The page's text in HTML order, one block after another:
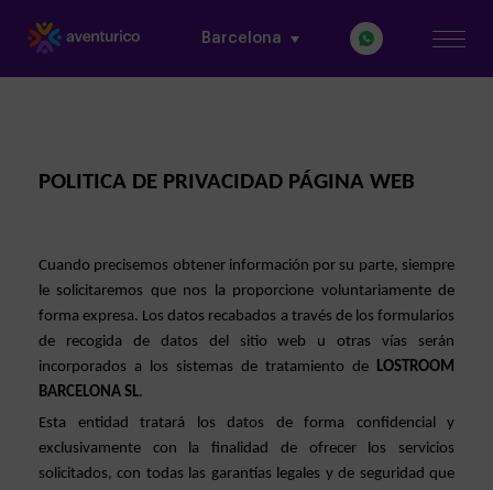
Barcelona
POLITICA DE PRIVACIDAD PÁGINA WEB
Cuando precisemos obtener información por su parte, siempre
le solicitaremos que nos la proporcione voluntariamente de
forma expresa. Los datos recabados a través de los formularios
de recogida de datos del sitio web u otras vías serán
incorporados a los sistemas de tratamiento de LOSTROOM
BARCELONA SL.
Esta entidad tratará los datos de forma confidencial y
exclusivamente con la finalidad de ofrecer los servicios
solicitados, con todas las garantías legales y de seguridad que